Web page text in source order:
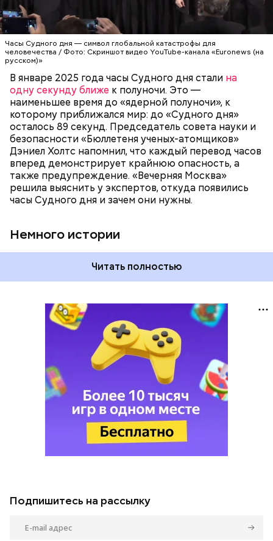
Часы Судного дня — символ глобальной катастрофы для
человечества / Фото: Скриншот видео YouTube-канала «Euronews (на
русском)»
В январе 2025 года часы Судного дня стали на
одну секунду ближе к полуночи. Это —
наименьшее время до «ядерной полуночи», к
которому приближался мир: до «Судного дня»
осталось 89 секунд. Председатель совета науки и
безопасности «Бюллетеня ученых-атомщиков»
Дэниел Холтс напомнил, что каждый перевод часов
вперед демонстрирует крайнюю опасность, а
также предупреждение. «Вечерняя Москва»
решила выяснить у экспертов, откуда появились
часы Судного дня и зачем они нужны.
Немного истории
1947 году группой ученых-атомщиков,
участвовавших в создании первого в мире
ядерного оружия. Согласно концепции, сама
катастрофа произойдет, когда минутная стрелка
достигнет полуночи. За всю историю их
как ближе, так и дальше от полуночи. Но в 2018
году часы Судного дня впервые за очень долгое
время показали свое самое близкое к катастрофе
время — без двух минут полночь. Вторая холодная
война между США и уже Россией стала обыденным
предметом обсуждения для аналитиков со всего
мира. Но, помимо перспективы отправиться в
«атомный рай», с 2007 года на стрелку часов
влияет еще одна глобальная угроза —
климатические изменения.
атомщиков» Стивен Хокинг призвал
общественность не сидеть на этой пороховой
бочке сложа руки:
Читать полностью
АПОКАЛИПСИС КАТАСТРОФЫ
Подпишитесь на рассылку